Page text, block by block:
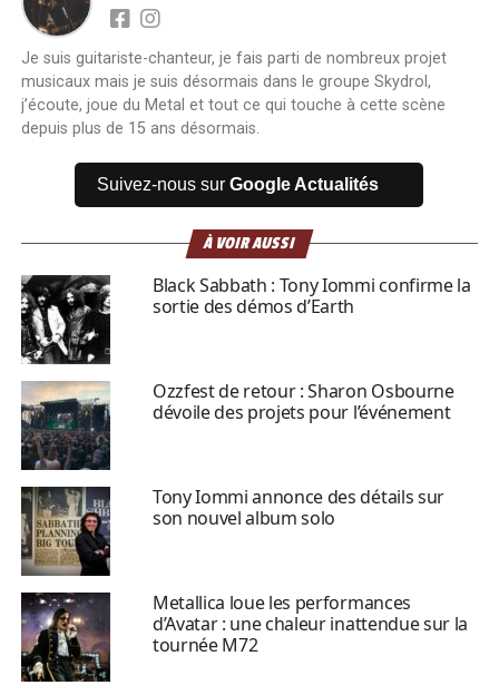
Je suis guitariste-chanteur, je fais parti de nombreux projet
musicaux mais je suis désormais dans le groupe Skydrol,
j’écoute, joue du Metal et tout ce qui touche à cette scène
depuis plus de 15 ans désormais.
Suivez-nous surGoogle Actualités
À VOIR AUSSI
Black Sabbath : Tony Iommi confirme la
sortie des démos d’Earth
Ozzfest de retour : Sharon Osbourne
dévoile des projets pour l’événement
Tony Iommi annonce des détails sur
son nouvel album solo
Metallica loue les performances
d’Avatar : une chaleur inattendue sur la
tournée M72